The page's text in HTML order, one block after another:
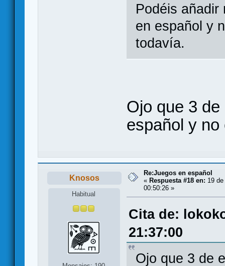
Podéis
en español y
todavía.
Ojo que 3
español y
Knosos
Habitual
Re:Juegos en español
« Respuesta #18 en: 19
00:50:26 »
Cita de:
21:37:00
Ojo que 3 de